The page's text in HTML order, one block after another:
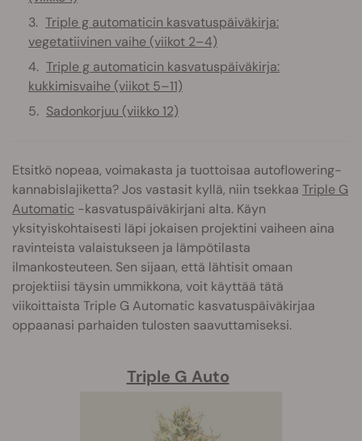
Triple g automaticin kasvatuspäiväkirja:
vegetatiivinen vaihe (viikot 2–4)
Triple g automaticin kasvatuspäiväkirja:
kukkimisvaihe (viikot 5–11)
Sadonkorjuu (viikko 12)
Etsitkö nopeaa, voimakasta ja tuottoisaa autoflowering-
kannabislajiketta? Jos vastasit kyllä, niin tsekkaa Triple G
Automatic -kasvatuspäiväkirjani alta. Käyn
yksityiskohtaisesti läpi jokaisen projektini vaiheen aina
ravinteista valaistukseen ja lämpötilasta
ilmankosteuteen. Sen sijaan, että lähtisit omaan
projektiisi täysin ummikkona, voit käyttää tätä
viikoittaista Triple G Automatic kasvatuspäiväkirjaa
oppaanasi parhaiden tulosten saavuttamiseksi.
Triple G Auto